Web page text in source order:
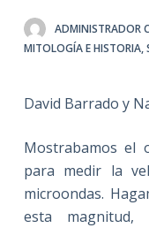
d
ADMINISTRADOR
MITOLOGÍA E HISTORIA,
David Barrado y
Mostrabamos el
para medir la
microondas.
esta magnitud,